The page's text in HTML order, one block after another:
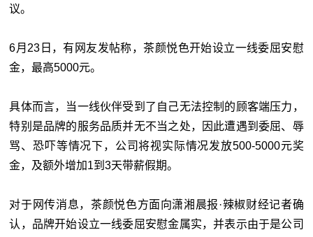
议。
6月23日，有网友发帖称，茶颜悦色开始设立一线委屈安慰
金，最高5000元。
具体而言，当一线伙伴受到了自己无法控制的顾客端压力，
特别是品牌的服务品质并无不当之处，因此遭遇到委屈、辱
骂、恐吓等情况下，公司将视实际情况发放500-5000元奖
金，及额外增加1到3天带薪假期。
对于网传消息，茶颜悦色方面向潇湘晨报·辣椒财经记者确
认，品牌开始设立一线委屈安慰金属实，并表示由于是公司